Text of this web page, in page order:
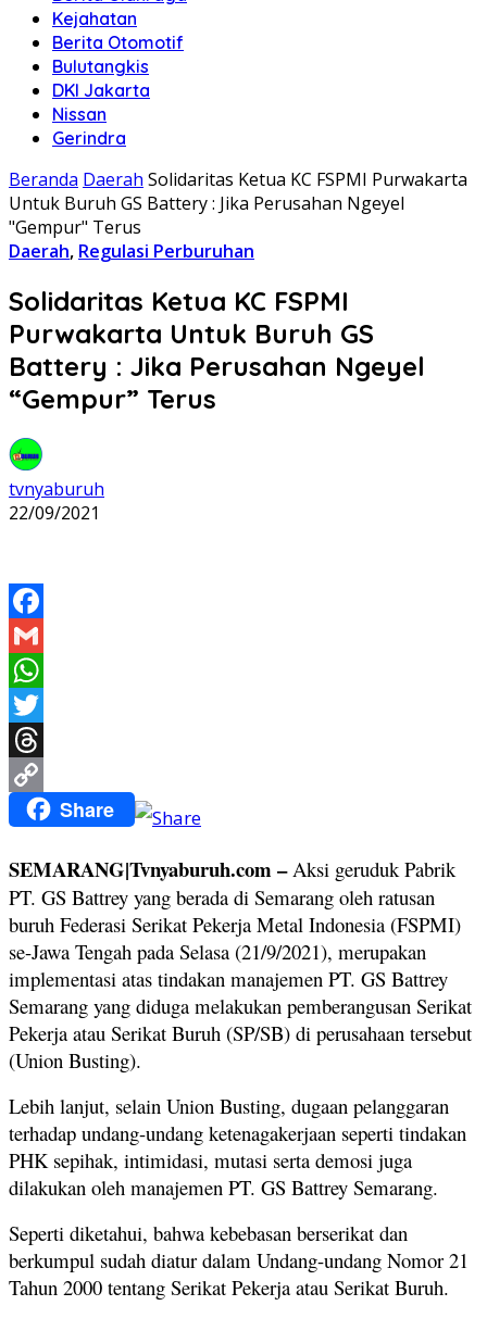
Kejahatan
Berita Otomotif
Bulutangkis
DKI Jakarta
Nissan
Gerindra
Beranda Daerah Solidaritas Ketua KC FSPMI Purwakarta
Untuk Buruh GS Battery : Jika Perusahan Ngeyel
"Gempur" Terus
Daerah, Regulasi Perburuhan
Solidaritas Ketua KC FSPMI
Purwakarta Untuk Buruh GS
Battery : Jika Perusahan Ngeyel
“Gempur” Terus
tvnyaburuh
22/09/2021
Facebook
Gmail
WhatsApp
Twitter
Threads
Copy Share
SEMARANG|Tvnyaburuh.com –Aksi geruduk Pabrik
PT. GS Battrey yang berada di Semarang oleh ratusan
buruh Federasi Serikat Pekerja Metal Indonesia (FSPMI)
se-Jawa Tengah pada Selasa (21/9/2021), merupakan
implementasi atas tindakan manajemen PT. GS Battrey
Semarang yang diduga melakukan pemberangusan Serikat
Pekerja atau Serikat Buruh (SP/SB) di perusahaan tersebut
(Union Busting).
Lebih lanjut, selain Union Busting, dugaan pelanggaran
terhadap undang-undang ketenagakerjaan seperti tindakan
PHK sepihak, intimidasi, mutasi serta demosi juga
dilakukan oleh manajemen PT. GS Battrey Semarang.
Seperti diketahui, bahwa kebebasan berserikat dan
berkumpul sudah diatur dalam Undang-undang Nomor 21
Tahun 2000 tentang Serikat Pekerja atau Serikat Buruh.